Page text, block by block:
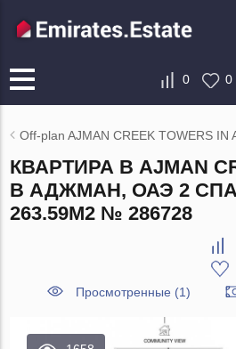
0 0
Off-plan AJMAN CREEK TOWERS
КВАРТИРА В AJMAN
В АДЖМАН, ОАЭ 2
263.59М2 № 286728
Просмотренные (1)